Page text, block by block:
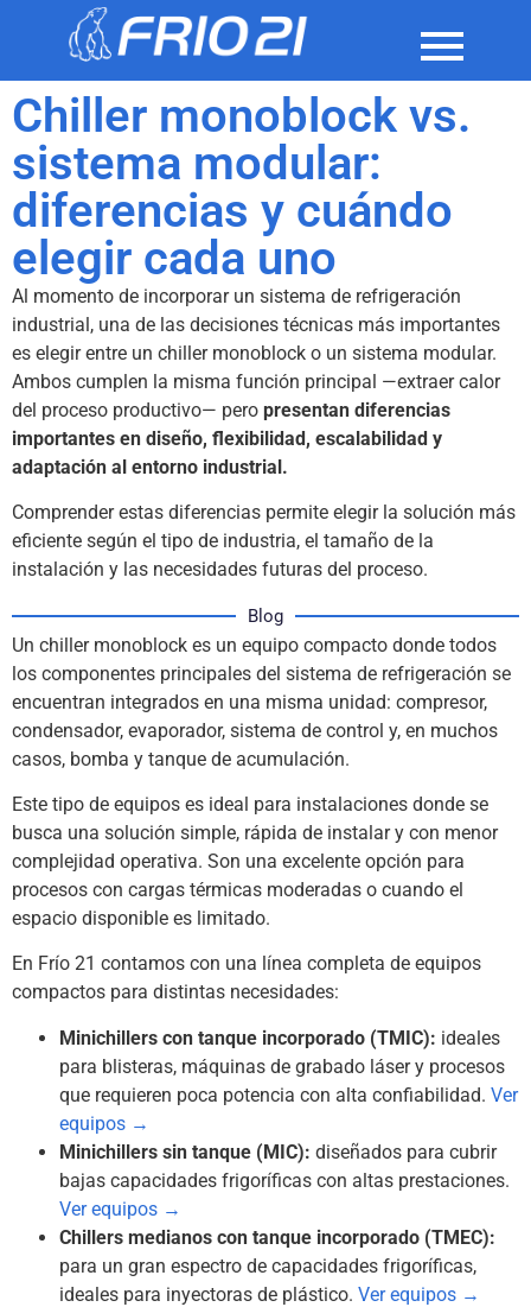
Chiller monoblock vs.
sistema modular:
diferencias y cuándo
elegir cada uno
Al momento de incorporar un sistema de refrigeración
industrial, una de las decisiones técnicas más importantes
es elegir entre un chiller monoblock o un sistema modular.
Ambos cumplen la misma función principal —extraer calor
del proceso productivo— pero presentan diferencias
importantes en diseño, flexibilidad, escalabilidad y
adaptación al entorno industrial.
Comprender estas diferencias permite elegir la solución más
eficiente según el tipo de industria, el tamaño de la
instalación y las necesidades futuras del proceso.
Blog
Un chiller monoblock es un equipo compacto donde todos
los componentes principales del sistema de refrigeración se
encuentran integrados en una misma unidad: compresor,
condensador, evaporador, sistema de control y, en muchos
casos, bomba y tanque de acumulación.
Este tipo de equipos es ideal para instalaciones donde se
busca una solución simple, rápida de instalar y con menor
complejidad operativa. Son una excelente opción para
procesos con cargas térmicas moderadas o cuando el
espacio disponible es limitado.
En Frío 21 contamos con una línea completa de equipos
compactos para distintas necesidades:
Minichillers con tanque incorporado (TMIC): ideales
para blisteras, máquinas de grabado láser y procesos
que requieren poca potencia con alta confiabilidad. Ver
equipos →
Minichillers sin tanque (MIC): diseñados para cubrir
bajas capacidades frigoríficas con altas prestaciones.
Ver equipos →
Chillers medianos con tanque incorporado (TMEC):
para un gran espectro de capacidades frigoríficas,
ideales para inyectoras de plástico. Ver equipos →